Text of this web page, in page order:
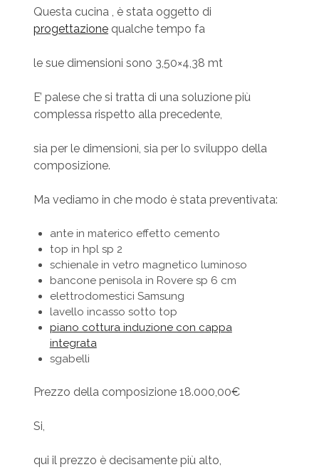
Questa cucina , è stata oggetto di
progettazionequalche tempo fa
le sue dimensioni sono 3,50×4,38 mt
E’ palese che si tratta di una soluzione più
complessa rispetto alla precedente,
sia per le dimensioni, sia per lo sviluppo della
composizione.
Ma vediamo in che modo è stata preventivata:
ante in materico effetto cemento
top in hpl sp 2
schienale in vetro magnetico luminoso
bancone penisola in Rovere sp 6 cm
elettrodomestici Samsung
lavello incasso sotto top
piano cottura induzione con cappa
integrata
sgabelli
Prezzo della composizione 18.000,00€
Si,
qui il prezzo è decisamente più alto,